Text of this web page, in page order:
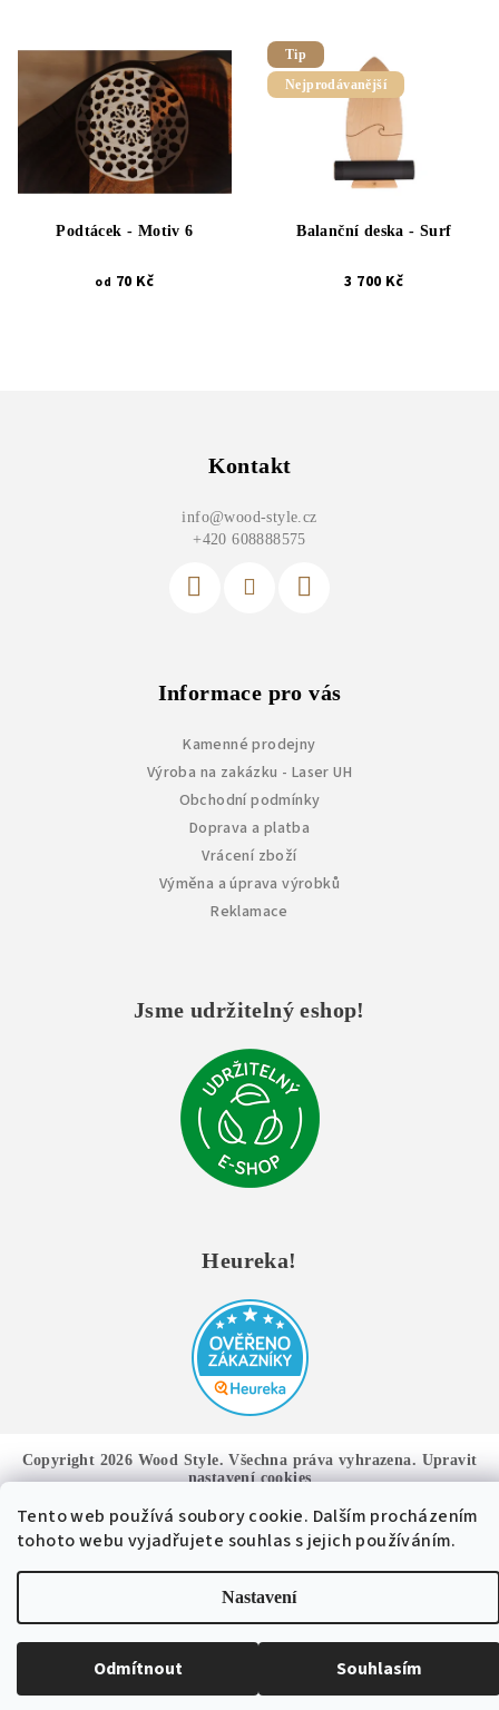
Tento web používá soubory cookie. Dalším procházením
tohoto webu vyjadřujete souhlas s jejich používáním.
Nastavení
Odmítnout Souhlasím
Podtácek - Motiv 6
od 70 Kč
Tip
Nejprodávanější
Balanční deska - Surf
3 700 Kč
Kontakt
info@wood-style.cz
+420 608888575
Informace pro vás
Kamenné prodejny
Výroba na zakázku - Laser UH
Obchodní podmínky
Doprava a platba
Vrácení zboží
Výměna a úprava výrobků
Reklamace
Jsme udržitelný eshop!
Heureka!
Copyright 2026 Wood Style. Všechna práva vyhrazena. Upravit
nastavení cookies
Vytvořil Shoptet